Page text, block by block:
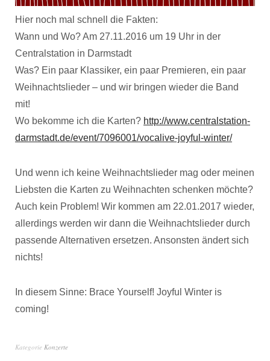
Hier noch mal schnell die Fakten:
Wann und Wo? Am 27.11.2016 um 19 Uhr in der
Centralstation in Darmstadt
Was? Ein paar Klassiker, ein paar Premieren, ein paar
Weihnachtslieder – und wir bringen wieder die Band
mit!
Wo bekomme ich die Karten? http://www.centralstation-
darmstadt.de/event/7096001/vocalive-joyful-winter/
Und wenn ich keine Weihnachtslieder mag oder meinen
Liebsten die Karten zu Weihnachten schenken möchte?
Auch kein Problem! Wir kommen am 22.01.2017 wieder,
allerdings werden wir dann die Weihnachtslieder durch
passende Alternativen ersetzen. Ansonsten ändert sich
nichts!
In diesem Sinne: Brace Yourself! Joyful Winter is
coming!
Kategorie Konzerte